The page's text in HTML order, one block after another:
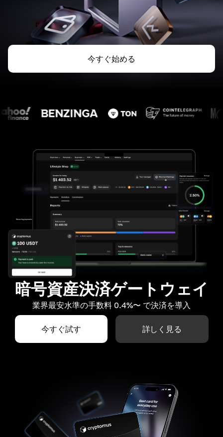
今すぐ始める
暗号資産決済ゲートウェイ
業界最安水準の手数料 0.4%〜 で決済を導入
今すぐ試す 詳しく見る